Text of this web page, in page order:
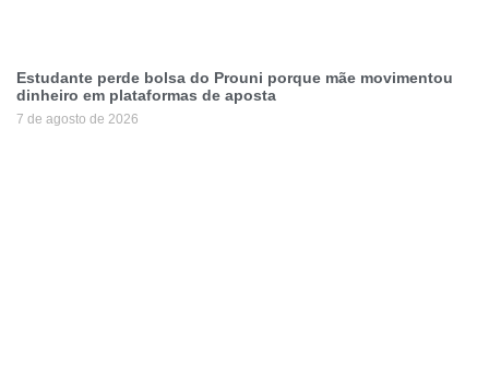
Estudante perde bolsa do Prouni porque mãe movimentou
dinheiro em plataformas de aposta
7 de agosto de 2026